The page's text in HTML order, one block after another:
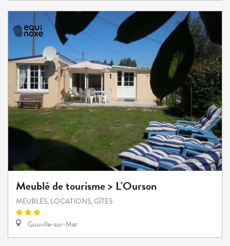
Meublé de tourisme > L'Ourson
MEUBLÉS, LOCATIONS, GÎTES
Gouville-sur-Mer